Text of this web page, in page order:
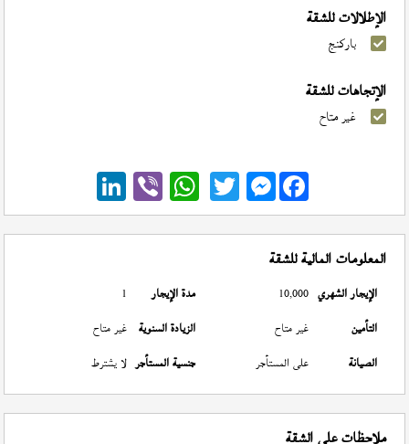
الإطلالات للشقة
باركنج
الإتجاهات للشقة
غير متاح
Messenger
المعلومات المالية للشقة
الإيجار الشهري 10,000 مدة الإيجار
1
التأمين
غير متاح الزيادة السنوية غير متاح
الصيانة
على المستأجر جنسية المستأجر لا يشترط
ملاحظات علي الشقة